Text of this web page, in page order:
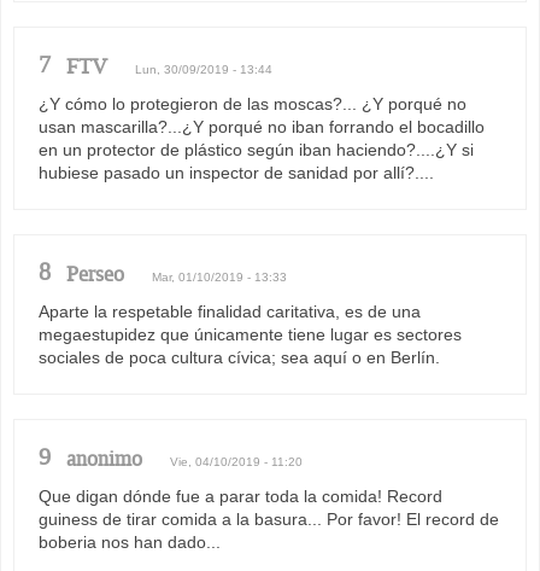
7 FTV Lun, 30/09/2019 - 13:44
¿Y cómo lo protegieron de las moscas?... ¿Y porqué no
usan mascarilla?...¿Y porqué no iban forrando el bocadillo
en un protector de plástico según iban haciendo?....¿Y si
hubiese pasado un inspector de sanidad por allí?....
8 Perseo Mar, 01/10/2019 - 13:33
Aparte la respetable finalidad caritativa, es de una
megaestupidez que únicamente tiene lugar es sectores
sociales de poca cultura cívica; sea aquí o en Berlín.
9 anonimo Vie, 04/10/2019 - 11:20
Que digan dónde fue a parar toda la comida! Record
guiness de tirar comida a la basura... Por favor! El record de
boberia nos han dado...